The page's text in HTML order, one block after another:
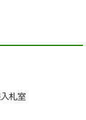
入札室